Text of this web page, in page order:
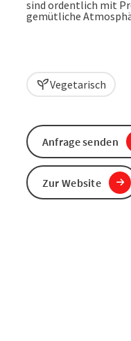
Vegetarisch
Anfrage senden
Zur Website